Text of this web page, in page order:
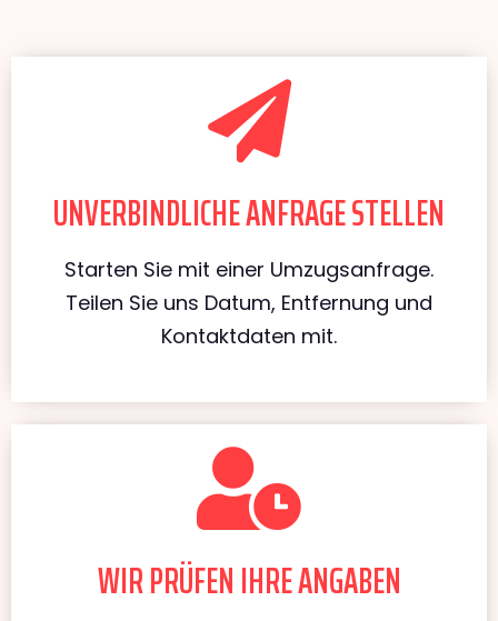
UNVERBINDLICHE ANFRAGE STELLEN
Starten Sie mit einer Umzugsanfrage.
Teilen Sie uns Datum, Entfernung und
Kontaktdaten mit.
WIR PRÜFEN IHRE ANGABEN